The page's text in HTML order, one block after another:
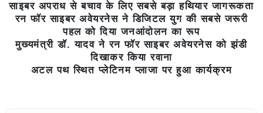
साइबर अपराध से बचाव के लिए सबसे बड़ा हथियार जागरूकता
रन फॉर साइबर अवेयरनेस ने डिजिटल युग की सबसे जरूरी
पहल को दिया जनआंदोलन का रूप
मुख्यमंत्री डॉ. यादव ने रन फॉर साइबर अवेयरनेस को झंडी
दिखाकर किया रवाना
अटल पथ स्थित प्लेटिनम प्लाजा पर हुआ कार्यक्रम